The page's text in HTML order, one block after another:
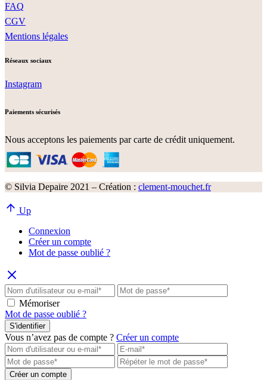
FAQ
CGV
Mentions légales
Réseaux sociaux
Instagram
Paiements sécurisés
Nous acceptons les paiements par carte de crédit uniquement.
© Silvia Depaire 2021 – Création : clement-mouchet.fr
Up
Connexion
Créer un compte
Mot de passe oublié ?
Mémoriser
Mot de passe oublié ?
S'identifier
Vous n’avez pas de compte ? Créer un compte
Créer un compte